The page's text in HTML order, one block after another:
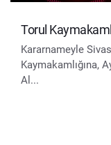
Torul
Kararnameyle
Kaymakamlığına,
Al...